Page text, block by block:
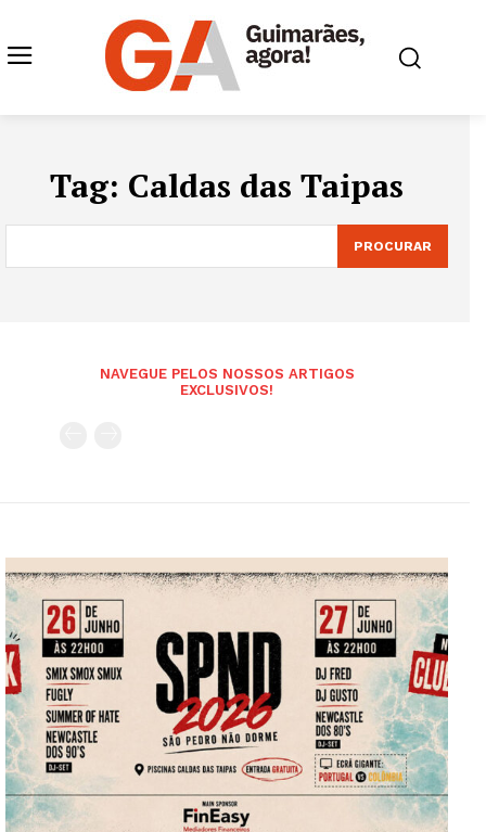
Tag: Caldas das Taipas
PROCURAR
NAVEGUE PELOS NOSSOS ARTIGOS
EXCLUSIVOS!